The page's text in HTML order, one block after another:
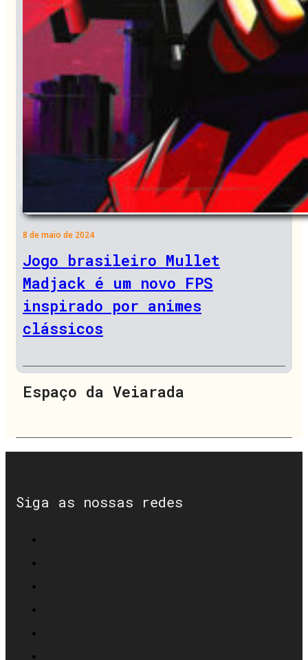
8 de maio de 2024
Jogo brasileiro Mullet
Madjack é um novo FPS
inspirado por animes
clássicos
Espaço da Veiarada
Siga as nossas redes